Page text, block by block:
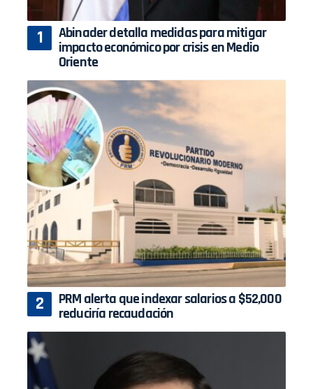
Abinader detalla medidas para mitigar
impacto económico por crisis en Medio
Oriente
PRM alerta que indexar salarios a $52,000
reduciría recaudación